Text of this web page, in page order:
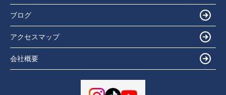
ブログ
アクセスマップ
会社概要